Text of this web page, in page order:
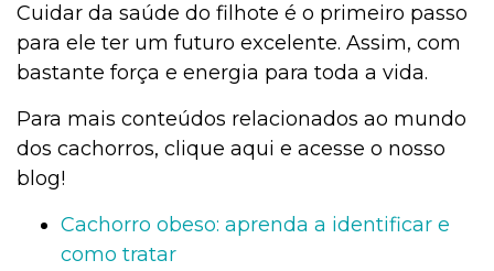
Cuidar da saúde do filhote é o primeiro passo
para ele ter um futuro excelente. Assim, com
bastante força e energia para toda a vida.
Para mais conteúdos relacionados ao mundo
dos cachorros, clique aqui e acesse o nosso
blog!
Cachorro obeso: aprenda a identificar e
como tratar